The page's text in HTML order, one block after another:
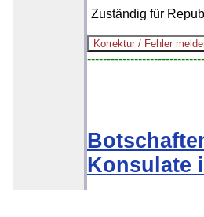
Zuständig für
Konsulate